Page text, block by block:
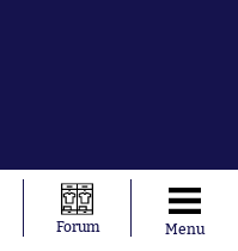
Forum Menu